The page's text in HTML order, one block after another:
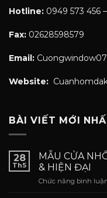
Hotline: 0949 573 456
Fax: 02628598579
Email:
Website:
BÀI VIẾT MỚI
28
Th5
MẪU CỬA
& HIỆN ĐẠI
Chức năng bình